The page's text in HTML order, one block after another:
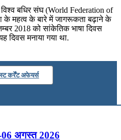
बधिर संघ (World Federation of
के महत्व के बारे में जागरूकता बढ़ाने के
2018 को सांकेतिक भाषा दिवस
दिवस मनाया गया था.
कर्रेंट अफेयर्स
अगस्त 2026